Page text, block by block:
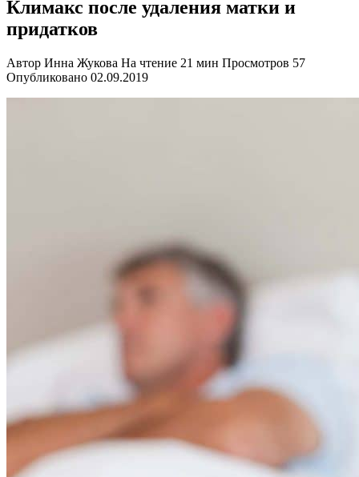
Климакс после удаления матки и
придатков
Автор Инна Жукова На чтение 21 мин Просмотров 57
Опубликовано 02.09.2019